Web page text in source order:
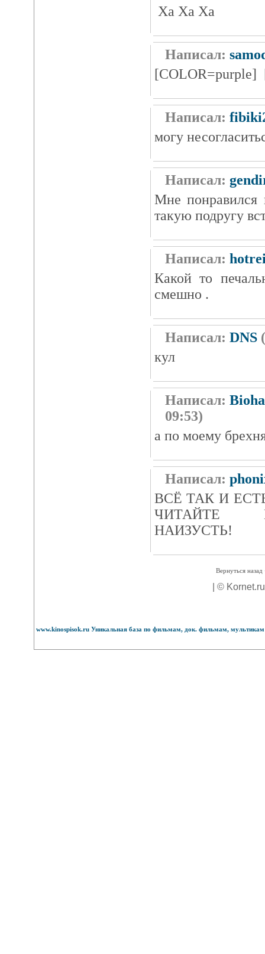
Ха Ха Ха
Написал:
[COLOR=purple]
Написал:
могу
Написал:
Мне понравился
такую подругу
Написал:
Какой то
смешно .
Написал: DNS
кул
Написал:
09:53)
а по моему
Написал:
ВСЁ ТАК И
ЧИТАЙТЕ
НАИЗУСТЬ!
Вернуться
| ©
www.kinospisok.ru Уникальная база по фильмам, док. фильмам,